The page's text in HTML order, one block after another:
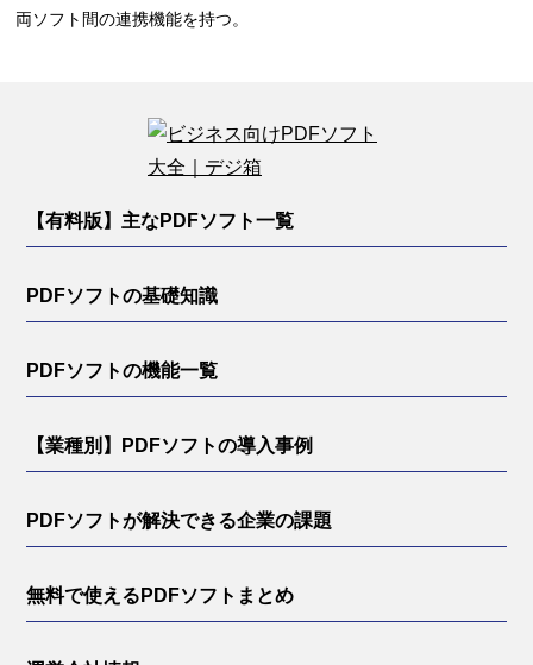
両ソフト間の連携機能を持つ。
【有料版】主なPDFソフト一覧
PDFソフトの基礎知識
PDFソフトの機能一覧
【業種別】PDFソフトの導入事例
PDFソフトが解決できる企業の課題
無料で使えるPDFソフトまとめ